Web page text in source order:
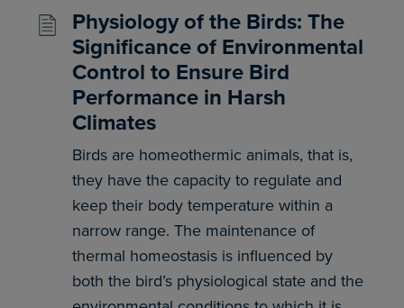
Physiology of the Birds: The
Significance of Environmental
Control to Ensure Bird
Performance in Harsh
Climates
Birds are homeothermic animals, that is,
they have the capacity to regulate and
keep their body temperature within a
narrow range. The maintenance of
thermal homeostasis is influenced by
both the bird’s physiological state and the